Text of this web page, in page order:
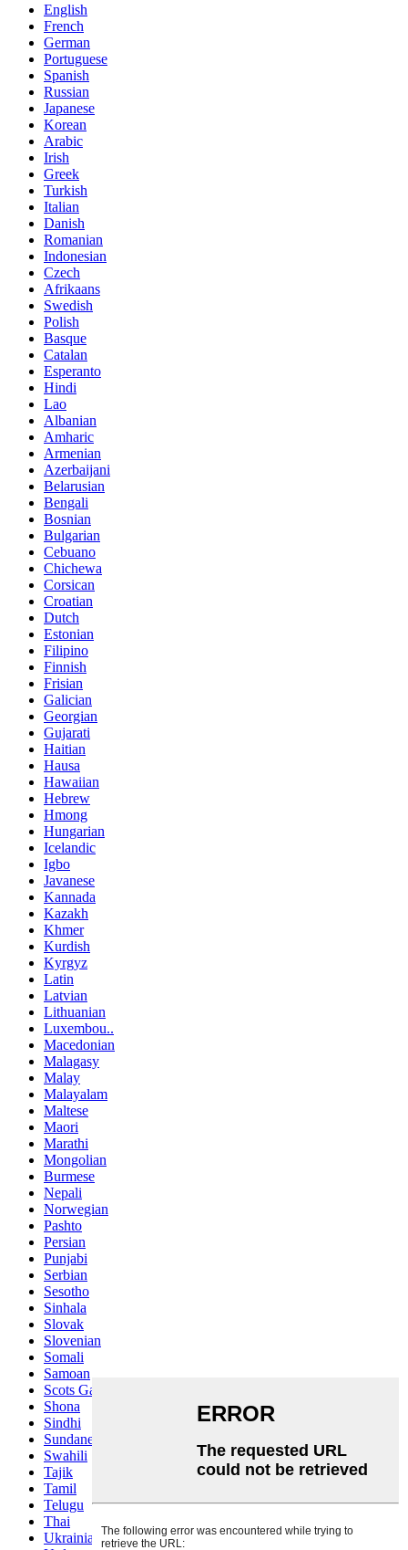
English
French
German
Portuguese
Spanish
Russian
Japanese
Korean
Arabic
Irish
Greek
Turkish
Italian
Danish
Romanian
Indonesian
Czech
Afrikaans
Swedish
Polish
Basque
Catalan
Esperanto
Hindi
Lao
Albanian
Amharic
Armenian
Azerbaijani
Belarusian
Bengali
Bosnian
Bulgarian
Cebuano
Chichewa
Corsican
Croatian
Dutch
Estonian
Filipino
Finnish
Frisian
Galician
Georgian
Gujarati
Haitian
Hausa
Hawaiian
Hebrew
Hmong
Hungarian
Icelandic
Igbo
Javanese
Kannada
Kazakh
Khmer
Kurdish
Kyrgyz
Latin
Latvian
Lithuanian
Luxembou..
Macedonian
Malagasy
Malay
Malayalam
Maltese
Maori
Marathi
Mongolian
Burmese
Nepali
Norwegian
Pashto
Persian
Punjabi
Serbian
Sesotho
Sinhala
Slovak
Slovenian
Somali
Samoan
Scots Gaelic
Shona
Sindhi
Sundanese
Swahili
Tajik
Tamil
Telugu
Thai
Ukrainian